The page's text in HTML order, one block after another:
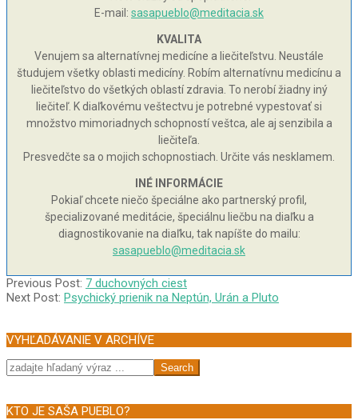
E-mail: sasapueblo@meditacia.sk
KVALITA
Venujem sa alternatívnej medicíne a liečiteľstvu. Neustále
študujem všetky oblasti medicíny. Robím alternatívnu medicínu a
liečiteľstvo do všetkých oblastí zdravia. To nerobí žiadny iný
liečiteľ. K diaľkovému veštectvu je potrebné vypestovať si
množstvo mimoriadnych schopností veštca, ale aj senzibila a
liečiteľa.
Presvedčte sa o mojich schopnostiach. Určite vás nesklamem.
INÉ INFORMÁCIE
Pokiaľ chcete niečo špeciálne ako partnerský profil,
špecializované meditácie, špeciálnu liečbu na diaľku a
diagnostikovanie na diaľku, tak napíšte do mailu:
sasapueblo@meditacia.sk
2010-
08-
Previous Post: 7 duchovných ciest
Next Post: Psychický prienik na Neptún, Urán a Pluto
VYHĽADÁVANIE V ARCHÍVE
Search
KTO JE SAŠA PUEBLO?